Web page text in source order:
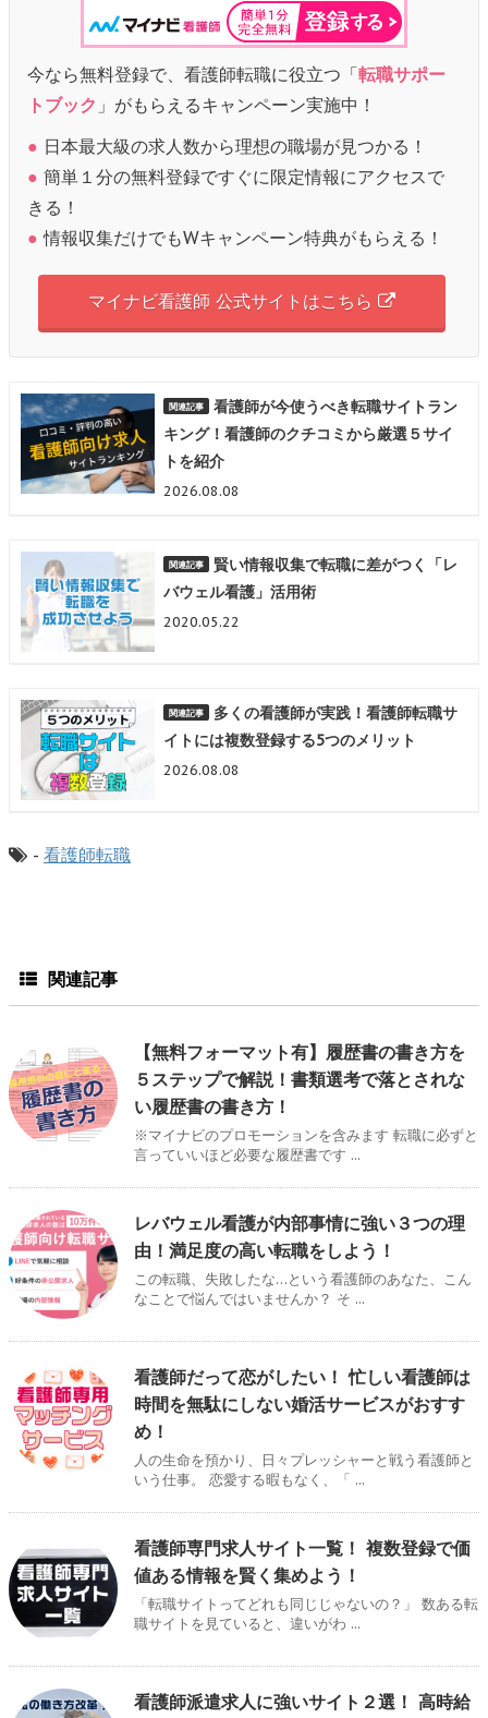
今なら無料登録で、看護師転職に役立つ「転職サポー
トブック 」がもらえるキャンペーン実施中！
● 日本最大級の求人数から理想の職場が見つかる！
● 簡単１分の無料登録ですぐに限定情報にアクセスで
きる！
●情報収集だけでもWキャンペーン特典がもらえる！
マイナビ看護師 公式サイトはこちら
看護師が今使うべき転職サイトラン
キング！看護師のクチコミから厳選５サイ
トを紹介
2026.08.08
賢い情報収集で転職に差がつく「レ
バウェル看護」活用術
2020.05.22
多くの看護師が実践！看護師転職サ
イトには複数登録する5つのメリット
2026.08.08
- 看護師転職
関連記事
【無料フォーマット有】履歴書の書き方を
５ステップで解説！書類選考で落とされな
い履歴書の書き方！
※マイナビのプロモーションを含みます 転職に必ずと
言っていいほど必要な履歴書です ...
レバウェル看護が内部事情に強い３つの理
由！満足度の高い転職をしよう！
この転職、失敗したな…という看護師のあなた、こん
なことで悩んではいませんか？ そ ...
看護師だって恋がしたい！ 忙しい看護師は
時間を無駄にしない婚活サービスがおすす
め！
人の生命を預かり、日々プレッシャーと戦う看護師と
いう仕事。 恋愛する暇もなく、「 ...
看護師専門求人サイト一覧！ 複数登録で価
値ある情報を賢く集めよう！
「転職サイトってどれも同じじゃないの？」 数ある転
職サイトを見ていると、違いがわ ...
看護師派遣求人に強いサイト２選！ 高時給